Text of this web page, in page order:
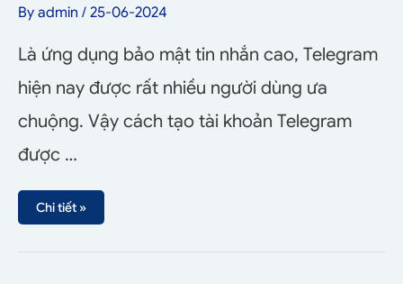
By admin / 25-06-2024
Là ứng dụng bảo mật tin nhắn cao, Telegram
hiện nay được rất nhiều người dùng ưa
chuộng. Vậy cách tạo tài khoản Telegram
được …
Chi tiết »